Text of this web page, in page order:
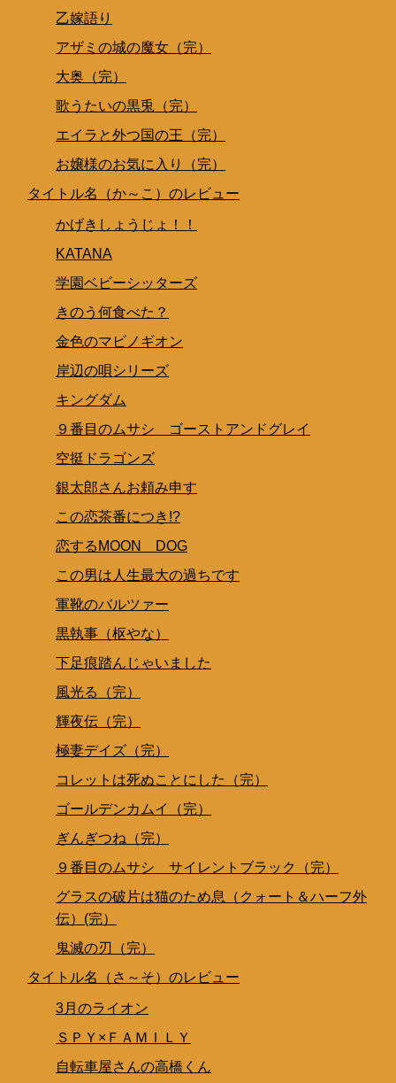
乙嫁語り
アザミの城の魔女（完）
大奥（完）
歌うたいの黒兎（完）
エイラと外つ国の王（完）
お嬢様のお気に入り（完）
タイトル名（か～こ）のレビュー
かげきしょうじょ！！
KATANA
学園ベビーシッターズ
きのう何食べた？
金色のマビノギオン
岸辺の唄シリーズ
キングダム
９番目のムサシ ゴーストアンドグレイ
空挺ドラゴンズ
銀太郎さんお頼み申す
この恋茶番につき!?
恋するMOON DOG
この男は人生最大の過ちです
軍靴のバルツァー
黒執事（枢やな）
下足痕踏んじゃいました
風光る（完）
輝夜伝（完）
極妻デイズ（完）
コレットは死ぬことにした（完）
ゴールデンカムイ（完）
ぎんぎつね（完）
９番目のムサシ サイレントブラック（完）
グラスの破片は猫のため息（クォート＆ハーフ外
伝）(完）
鬼滅の刃（完）
タイトル名（さ～そ）のレビュー
3月のライオン
ＳＰＹ×ＦＡＭＩＬＹ
自転車屋さんの高橋くん